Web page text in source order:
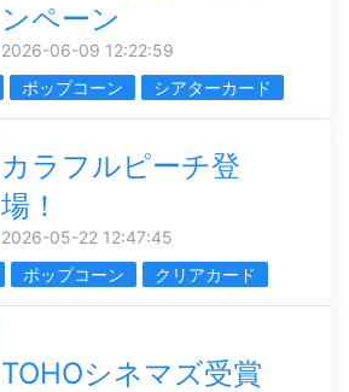
ンペーン
2026-06-09 12:22:59
ポップコーン シアターカード
カラフルピーチ登
場！
2026-05-22 12:47:45
ポップコーン クリアカード
TOHOシネマズ受賞